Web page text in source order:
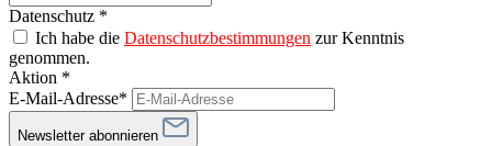
Datenschutz *
Ich habe die Datenschutzbestimmungen zur Kenntnis
genommen.
Aktion *
E-Mail-Adresse*
Newsletter abonnieren